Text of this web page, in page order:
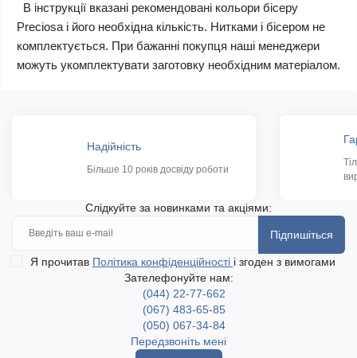
В інструкції вказані рекомендовані кольори бісеру
Preciosa і його необхідна кількість. Нитками і бісером не
комплектується. При бажанні покупця наші менеджери
можуть укомплектувати заготовку необхідним матеріалом.
Надійність
Більше 10 років досвіду роботи
Слідкуйте за новинками та акціями:
Підпишіться
Я прочитав Політика конфіденційності і згоден з вимогами
Зателефонуйте нам:
(044) 22-77-662
(067) 483-65-85
(050) 067-34-84
Передзвоніть мені